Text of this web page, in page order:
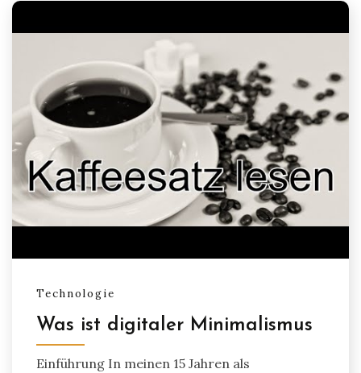
Technologie
Was ist digitaler Minimalismus
Einführung In meinen 15 Jahren als